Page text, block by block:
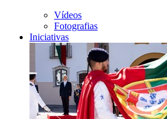
Vídeos
Fotografias
Iniciativas